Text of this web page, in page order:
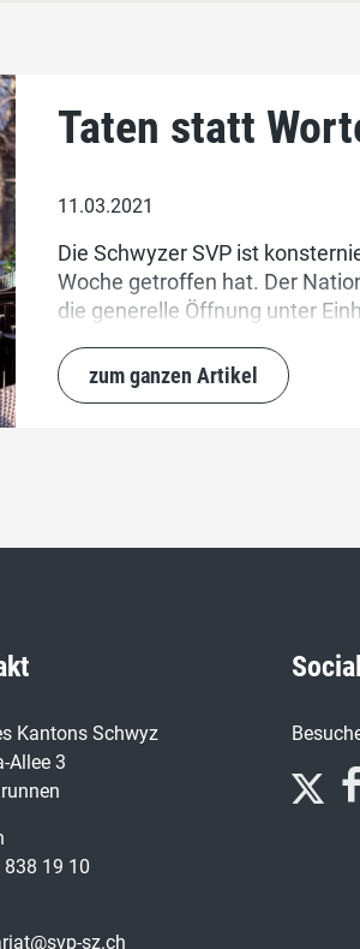
Taten statt
11.03.2021
Die Schwyzer SVP ist
Woche getroffen hat. Der
die generelle Öffnung unter
SVP kämpft für die Öffnung der
Kultureinrichtungen.
zum ganzen Artikel
Kantons Schwyz
Allee 3
19 10
sz.ch